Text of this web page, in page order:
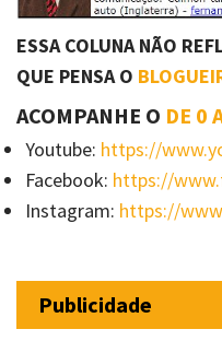
ESSA COLUNA NÃO
QUE PENSA O
ACOMPANHE O DE 0
Youtube: https://
Facebook: https://
Instagram: https://
Publicidade